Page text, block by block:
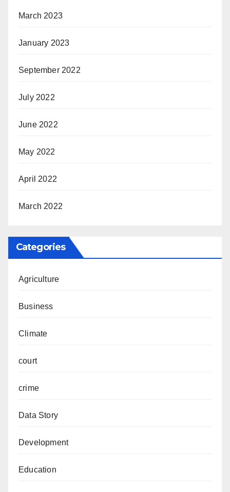
March 2023
January 2023
September 2022
July 2022
June 2022
May 2022
April 2022
March 2022
Categories
Agriculture
Business
Climate
court
crime
Data Story
Development
Education